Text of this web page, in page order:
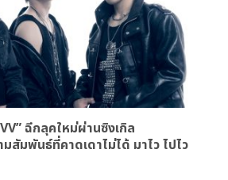
ฉีกลุคใหม่ผ่านซิงเกิล
สัมพันธ์ที่คาดเดาไม่ได้ มาไว ไปไว